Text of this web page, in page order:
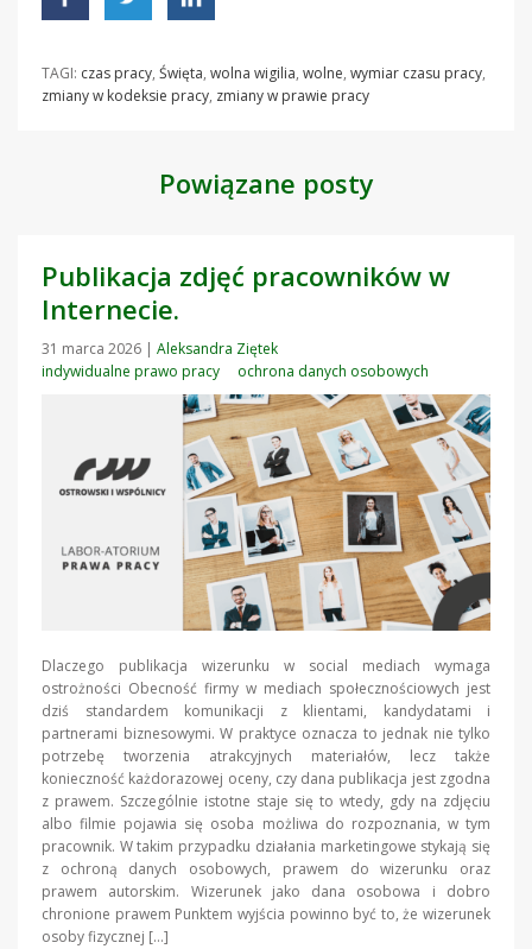
TAGI: czas pracy, Święta, wolna wigilia, wolne, wymiar czasu pracy,
zmiany w kodeksie pracy, zmiany w prawie pracy
Powiązane posty
Publikacja zdjęć pracowników w
Internecie.
31 marca 2026 | Aleksandra Ziętek
indywidualne prawo pracy
ochrona danych osobowych
Dlaczego publikacja wizerunku w social mediach wymaga
ostrożności Obecność firmy w mediach społecznościowych jest
dziś standardem komunikacji z klientami, kandydatami i
partnerami biznesowymi. W praktyce oznacza to jednak nie tylko
potrzebę tworzenia atrakcyjnych materiałów, lecz także
konieczność każdorazowej oceny, czy dana publikacja jest zgodna
z prawem. Szczególnie istotne staje się to wtedy, gdy na zdjęciu
albo filmie pojawia się osoba możliwa do rozpoznania, w tym
pracownik. W takim przypadku działania marketingowe stykają się
z ochroną danych osobowych, prawem do wizerunku oraz
prawem autorskim. Wizerunek jako dana osobowa i dobro
chronione prawem Punktem wyjścia powinno być to, że wizerunek
osoby fizycznej […]